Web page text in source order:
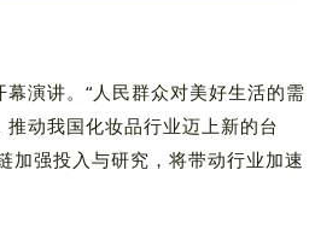
演讲。“人民群众对美好生活的需
动我国化妆品行业迈上新的台
加强投入与研究，将带动行业加速